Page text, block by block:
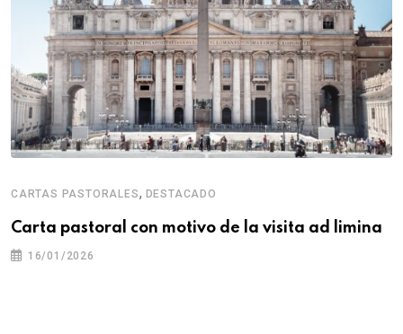
CARTAS PASTORALES, DESTACADO
Carta pastoral con motivo de la visita ad limina
16/01/2026